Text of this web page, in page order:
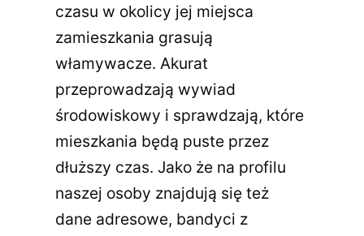
czasu w okolicy jej miejsca
zamieszkania grasują
włamywacze. Akurat
przeprowadzają wywiad
środowiskowy i sprawdzają, które
mieszkania będą puste przez
dłuższy czas. Jako że na profilu
naszej osoby znajdują się też
dane adresowe, bandyci z